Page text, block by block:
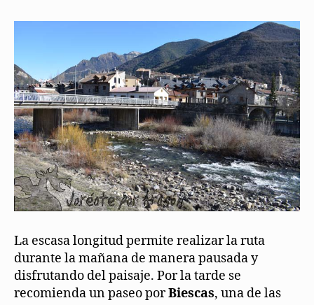
La escasa longitud permite realizar la ruta
durante la mañana de manera pausada y
disfrutando del paisaje. Por la tarde se
recomienda un paseo porBiescas, una de las